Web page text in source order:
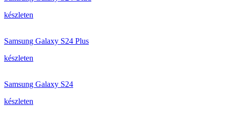
készleten
Samsung Galaxy S24 Plus
készleten
Samsung Galaxy S24
készleten